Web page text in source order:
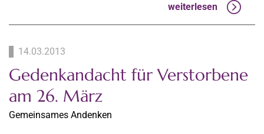
weiterlesen
14.03.2013
Gedenkandacht für Verstorbene
am 26. März
Gemeinsames Andenken